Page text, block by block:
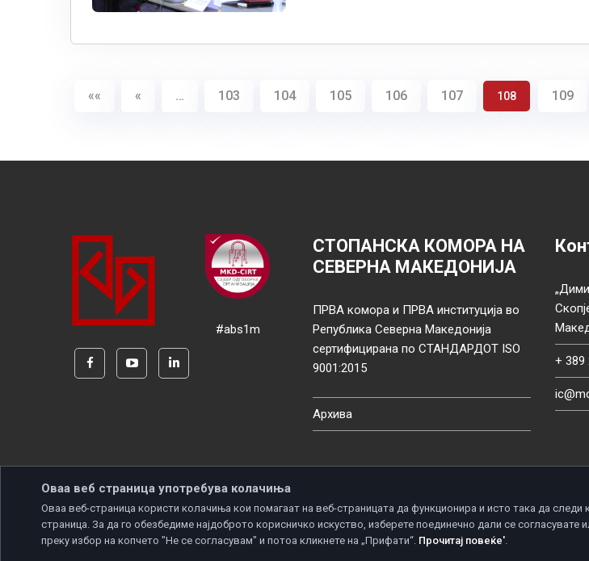
«« « … 103 104 105 106 107 108 109
#abs1m
СТОПАНСКА КОМОРА НА
СЕВЕРНА МАКЕДОНИЈА
ПРВА комора и ПРВА институција во
Република Северна Македонија
сертифицирана по СТАНДАРДОТ ISO
9001:2015
Архива
+ 389
Copyright © 2026 Developed by Unet. All rights reserved.
Оваа веб страница употребува колачиња
Оваа веб-страница користи колачиња кои помагаат на веб-страницата да функционира и исто така да следи
страница. За да го обезбедиме најдоброто корисничко искуство, изберете поединечно дали се согласувате
преку избор на копчето "Не се согласувам" и потоа кликнете на „Прифати“. Прочитај повеќе'.